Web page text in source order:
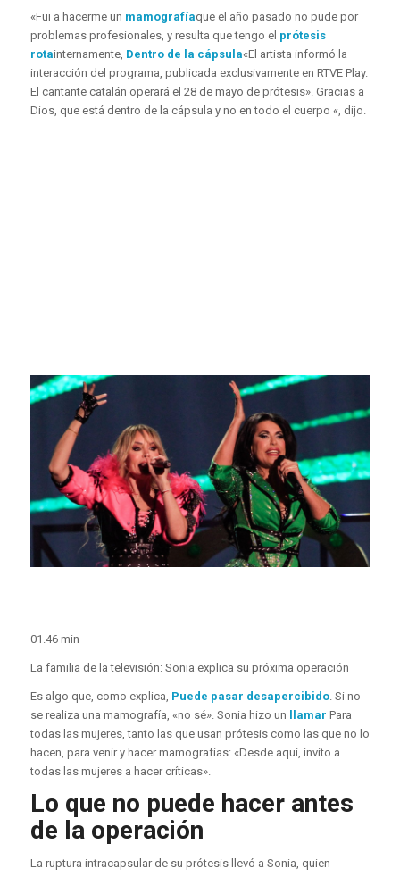
«Fui a hacerme un mamografíaque el año pasado no pude por
problemas profesionales, y resulta que tengo el prótesis
rotainternamente, Dentro de la cápsula«El artista informó la
interacción del programa, publicada exclusivamente en RTVE Play.
El cantante catalán operará el 28 de mayo de prótesis». Gracias a
Dios, que está dentro de la cápsula y no en todo el cuerpo «, dijo.
01.46 min
La familia de la televisión: Sonia explica su próxima operación
Es algo que, como explica, Puede pasar desapercibido. Si no
se realiza una mamografía, «no sé». Sonia hizo un
llamar Para
todas las mujeres, tanto las que usan prótesis como las que no lo
hacen, para venir y hacer mamografías: «Desde aquí, invito a
todas las mujeres a hacer críticas».
Lo que no puede hacer antes
de la operación
La ruptura intracapsular de su prótesis llevó a Sonia, quien